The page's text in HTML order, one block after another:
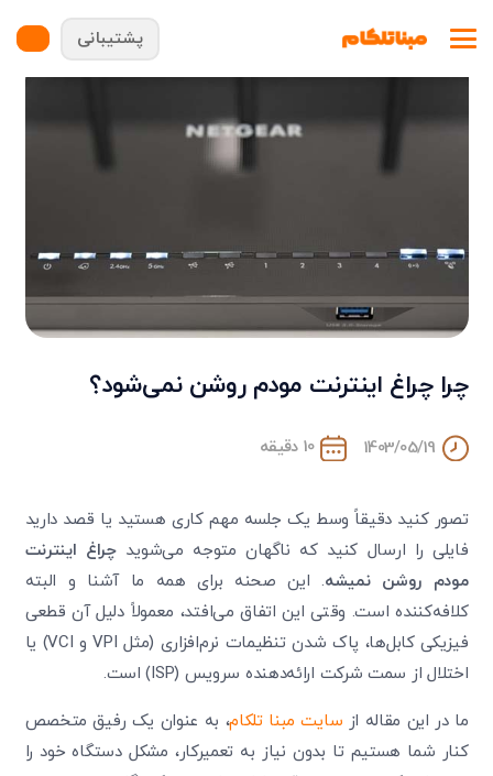
پشتیبانی
چرا چراغ اینترنت مودم روشن نمی‌شود؟
1403/05/19 10 دقیقه
تصور کنید دقیقاً وسط یک جلسه مهم کاری هستید یا قصد دارید
فایلی را ارسال کنید که ناگهان متوجه می‌شویدچراغ اینترنت
مودم روشن نمیشه. این صحنه برای همه ما آشنا و البته
کلافه‌کننده است. وقتی این اتفاق می‌افتد، معمولاً دلیل آن قطعی
فیزیکی کابل‌ها، پاک شدن تنظیمات نرم‌افزاری (مثل VPI و VCI) یا
اختلال از سمت شرکت ارائه‌دهنده سرویس (ISP) است.
ما در این مقاله از سایت مبنا تلکام، به عنوان یک رفیق متخصص
کنار شما هستیم تا بدون نیاز به تعمیرکار، مشکل دستگاه خود را